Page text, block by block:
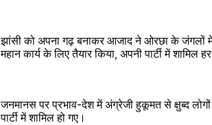
झांसी को अपना गढ़ बनाकर आजाद ने ओरछा के जंगलों
जनमानस पर प्रभाव-देश में अंग्रेजी हुकूमत से क्षुब्द
पार्टी में शामिल हो गए।